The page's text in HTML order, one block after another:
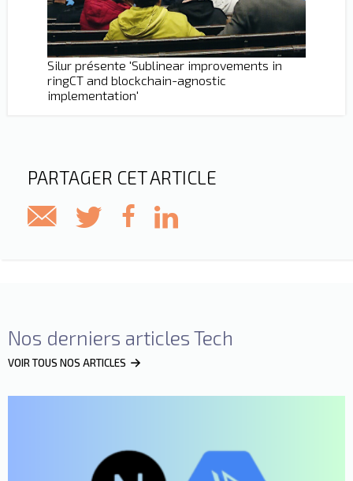
Silur présente 'Sublinear improvements in
ringCT and blockchain-agnostic
implementation'
PARTAGER CET ARTICLE
Nos derniers articles Tech
VOIR TOUS NOS ARTICLES